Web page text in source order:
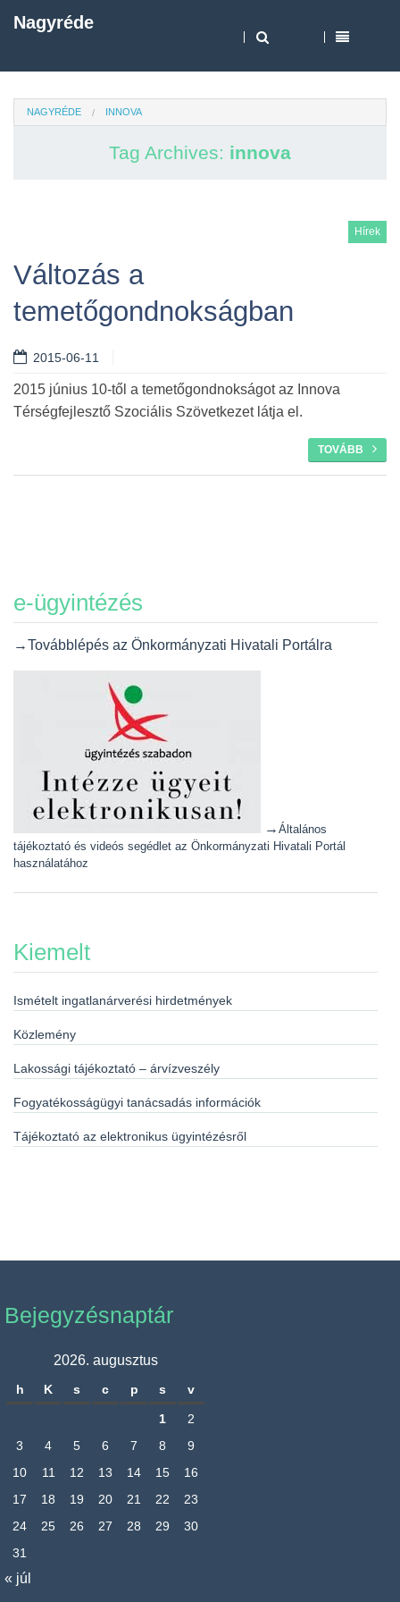
Nagyréde
NAGYRÉDE INNOVA
Tag Archives: innova
Hírek
Változás a
temetőgondnokságban
2015-06-11
2015 június 10-től a temetőgondnokságot az Innova
Térségfejlesztő Szociális Szövetkezet látja el.
TOVÁBB
e-ügyintézés
→Továbblépés az Önkormányzati Hivatali Portálra
→ Általános
tájékoztató és videós segédlet az Önkormányzati Hivatali Portál
használatához
Kiemelt
Ismételt ingatlanárverési hirdetmények
Közlemény
Lakossági tájékoztató – árvízveszély
Fogyatékosságügyi tanácsadás információk
Tájékoztató az elektronikus ügyintézésről
Bejegyzésnaptár
2026. augusztus
h K s c p s v
1
2
3
4 5 6 7 8
9
10
11 12 13 14 15
16
17
18 19 20 21 22
23
24
25 26 27 28 29
30
31
« júl